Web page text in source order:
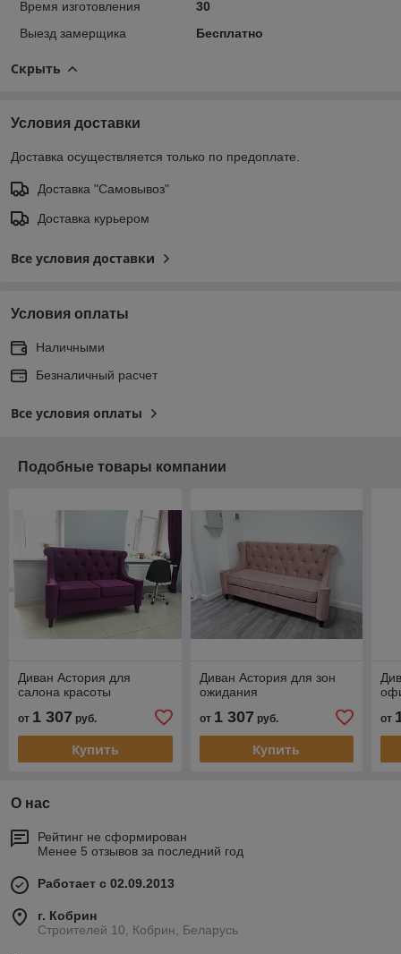
Время изготовления
30
Выезд замерщика
Бесплатно
Скрыть
Условия доставки
Доставка осуществляется только по предоплате.
Доставка "Самовывоз"
Доставка курьером
Все условия доставки
Условия оплаты
Наличными
Безналичный расчет
Все условия оплаты
Подобные товары компании
Диван Астория для
салона красоты
от 1 307 руб.
Купить
Диван Астория для зон
ожидания
от 1 307 руб.
Купить
от
О нас
Рейтинг не сформирован
Менее 5 отзывов за последний год
Работает с 02.09.2013
г. Кобрин
Строителей 10, Кобрин, Беларусь